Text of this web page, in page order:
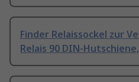
Finder Relaissockel zur
Relais 90 DIN-